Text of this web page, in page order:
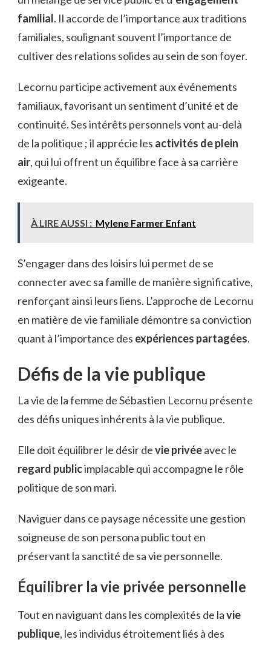
familial. Il accorde de l’importance aux traditions
familiales, soulignant souvent l’importance de
cultiver des relations solides au sein de son foyer.
Lecornu participe activement aux événements
familiaux, favorisant un sentiment d’unité et de
continuité. Ses intérêts personnels vont au-delà
de la politique ; il apprécie les activités de plein
air, qui lui offrent un équilibre face à sa carrière
exigeante.
À LIRE AUSSI : Mylene Farmer Enfant
S’engager dans des loisirs lui permet de se
connecter avec sa famille de manière significative,
renforçant ainsi leurs liens. L’approche de Lecornu
en matière de vie familiale démontre sa conviction
quant à l’importance des expériences partagées.
Défis de la vie publique
La vie de la femme de Sébastien Lecornu présente
des défis uniques inhérents à la vie publique.
Elle doit équilibrer le désir devie privéeavec le
regard publicimplacable qui accompagne le rôle
politique de son mari.
Naviguer dans ce paysage nécessite une gestion
soigneuse de son persona public tout en
préservant la sanctité de sa vie personnelle.
Équilibrer la vie privée personnelle
Tout en naviguant dans les complexités de lavie
publique, les individus étroitement liés à des